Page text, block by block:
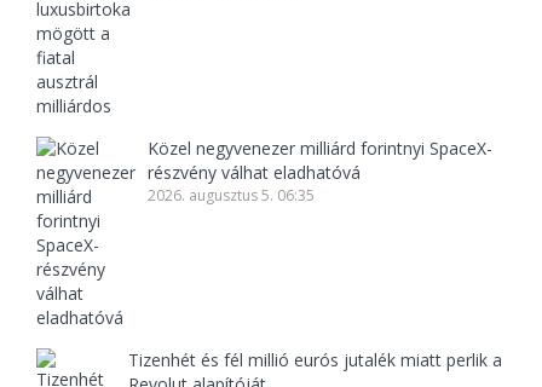
Közel negyvenezer milliárd forintnyi SpaceX-
részvény válhat eladhatóvá
2026. augusztus 5. 06:35
Tizenhét és fél millió eurós jutalék miatt perlik a